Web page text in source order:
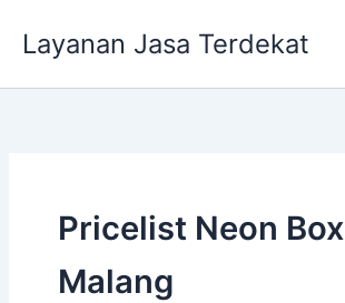
Layanan Jasa Terdekat
Pricelist Neon Box
Malang